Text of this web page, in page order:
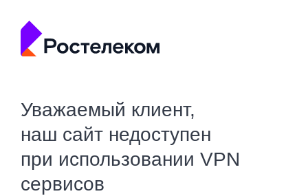
Уважаемый клиент,
наш сайт недоступен
при использовании VPN
сервисов